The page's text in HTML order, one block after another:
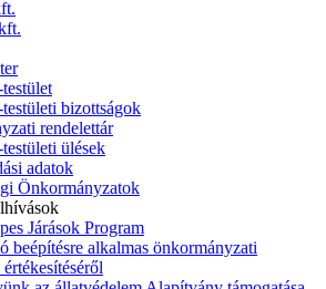
bizottságok
rendelettár
ülések
adatok
Önkormányzatok
Járások Program
beépítésre alkalmas önkormányzati